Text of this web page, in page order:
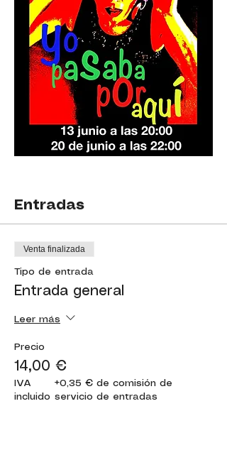
Entradas
Venta finalizada
Tipo de entrada
Entrada general
Leer más
Precio
14,00 €
IVA
incluido
+0,35 € de comisión de
servicio de entradas